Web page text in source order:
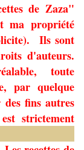
de Zaza"
ma propriété
Ils sont
d'auteurs.
toute
par quelque
fins autres
strictement